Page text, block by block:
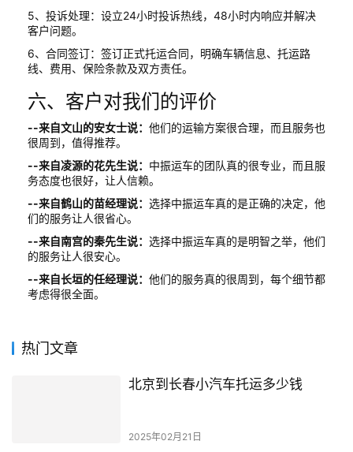
5、投诉处理：设立24小时投诉热线，48小时内响应并解决
客户问题。
6、合同签订：签订正式托运合同，明确车辆信息、托运路
线、费用、保险条款及双方责任。
六、客户对我们的评价
--来自文山的安女士说： 他们的运输方案很合理，而且服务也
很周到，值得推荐。
--来自凌源的花先生说： 中振运车的团队真的很专业，而且服
务态度也很好，让人信赖。
--来自鹤山的苗经理说： 选择中振运车真的是正确的决定，他
们的服务让人很省心。
--来自南宫的秦先生说： 选择中振运车真的是明智之举，他们
的服务让人很安心。
--来自长垣的任经理说： 他们的服务真的很周到，每个细节都
考虑得很全面。
热门文章
北京到长春小汽车托运多少钱
2025年02月21日